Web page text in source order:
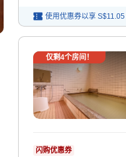
使用优惠券以享 S$11.05
仅剩4个房间！
闪购优惠券